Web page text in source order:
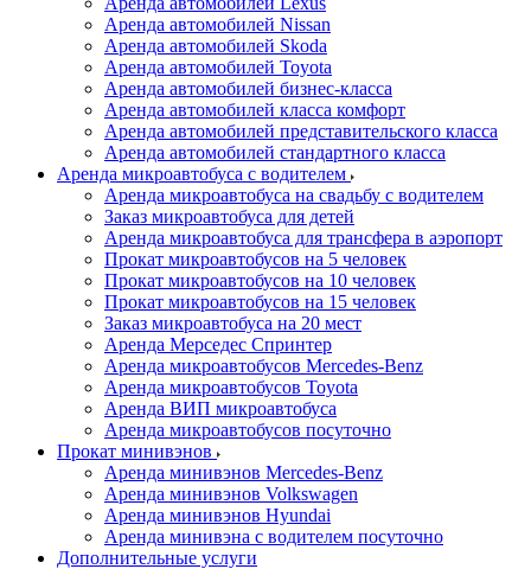
Аренда автомобилей Nissan
Аренда автомобилей Skoda
Аренда автомобилей Toyota
Аренда автомобилей бизнес-класса
Аренда автомобилей класса комфорт
Аренда автомобилей представительского класса
Аренда автомобилей стандартного класса
Аренда микроавтобуса с водителем
Аренда микроавтобуса на свадьбу с водителем
Заказ микроавтобуса для детей
Аренда микроавтобуса для трансфера в аэропорт
Прокат микроавтобусов на 5 человек
Прокат микроавтобусов на 10 человек
Прокат микроавтобусов на 15 человек
Заказ микроавтобуса на 20 мест
Аренда Мерседес Спринтер
Аренда микроавтобусов Mercedes-Benz
Аренда микроавтобусов Toyota
Аренда ВИП микроавтобуса
Аренда микроавтобусов посуточно
Прокат минивэнов
Аренда минивэнов Mercedes-Benz
Аренда минивэнов Volkswagen
Аренда минивэнов Hyundai
Аренда минивэна с водителем посуточно
Дополнительные услуги